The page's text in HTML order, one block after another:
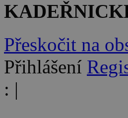
Přeskočit na
Přihlášení
: |